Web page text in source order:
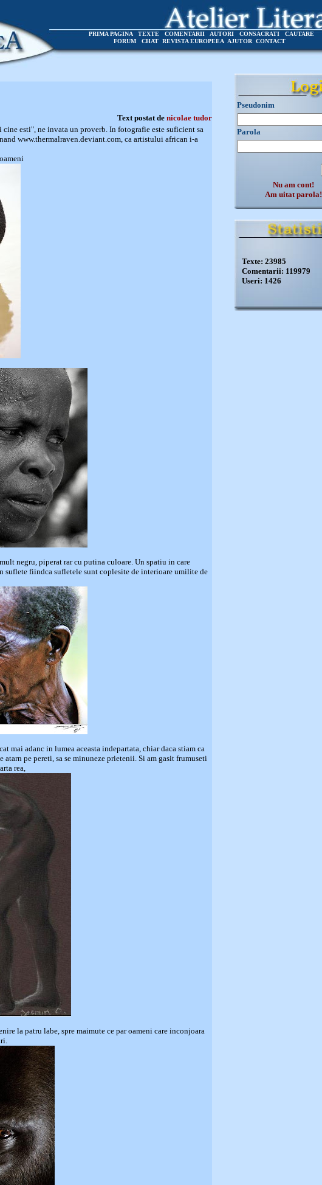
PRIMA PAGINA TEXTE COMENTARII AUTORI CONSACRATI
CAUTARE
FORUM
CHAT REVISTA EUROPEEA AJUTOR CONTACT
Text postat de nicolae tudor
esti", ne invata un proverb. In fotografie este suficient sa
www.thermalraven.deviant.com, ca artistului african i-a
negru, piperat rar cu putina culoare. Un spatiu in care
suflete fiindca sufletele sunt coplesite de interioare umilite de
mai adanc in lumea aceasta indepartata, chiar daca stiam ca
atarn pe pereti, sa se minuneze prietenii. Si am gasit frumuseti
rea,
la patru labe, spre maimute ce par oameni care inconjoara
Pseudonim
Parola
Nu am cont!
Am uitat parola!
Texte: 23985
Comentarii: 119979
Useri: 1426